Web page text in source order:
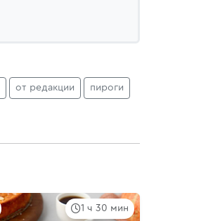
от редакции пироги
1 ч 30 мин